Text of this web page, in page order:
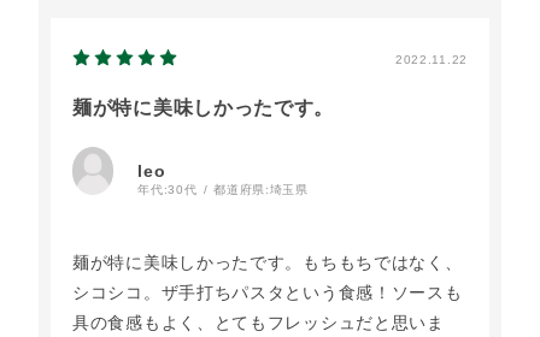
2022.11.22
麺が特に美味しかったです。
leo
年代:30代 都道府県:埼玉県
麺が特に美味しかったです。もちもちではなく、
シコシコ。ザ手打ちパスタという食感！ソースも
具の食感もよく、とてもフレッシュだと思いま